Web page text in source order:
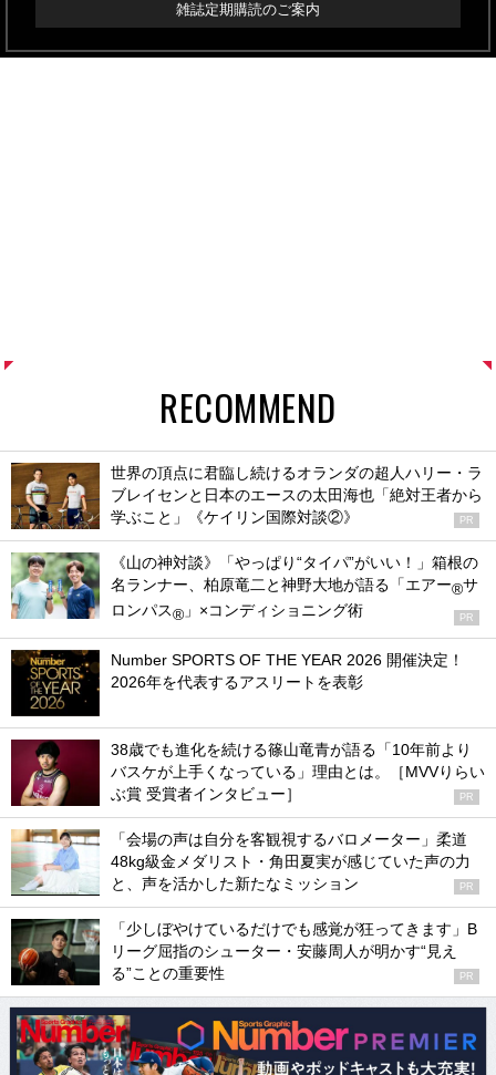
雑誌定期購読のご案内
RECOMMEND
世界の頂点に君臨し続けるオランダの超人ハリー・ラ
ブレイセンと日本のエースの太田海也「絶対王者から
学ぶこと」《ケイリン国際対談②》
PR
《山の神対談》「やっぱり“タイパ”がいい！」箱根の
名ランナー、柏原竜二と神野大地が語る「エアー®サ
ロンパス® 」×コンディショニング術 PR
Number SPORTS OF THE YEAR 2026 開催決定！
2026年を代表するアスリートを表彰
38歳でも進化を続ける篠山竜青が語る「10年前より
バスケが上手くなっている」理由とは。［MVVりらい
ぶ賞 受賞者インタビュー］
PR
「会場の声は自分を客観視するバロメーター」柔道
48kg級金メダリスト・角田夏実が感じていた声の力
と、声を活かした新たなミッション
PR
「少しぼやけているだけでも感覚が狂ってきます」B
リーグ屈指のシューター・安藤周人が明かす“見え
る”ことの重要性
PR